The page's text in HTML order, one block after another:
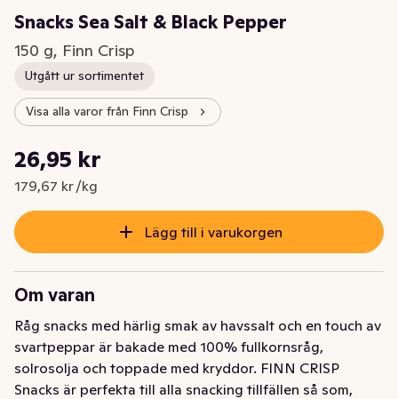
Snacks Sea Salt & Black Pepper
150 g, Finn Crisp
Utgått ur sortimentet
Visa alla varor från Finn Crisp
Nuvarande pris är: 26,95 kr
26,95 kr
179,67 kr /kg
Styckpris: 179,67 kr /kg
Lägg till i varukorgen
Om varan
Råg snacks med härlig smak av havssalt och en touch av
svartpeppar är bakade med 100% fullkornsråg,
solrosolja och toppade med kryddor. FINN CRISP
Snacks är perfekta till alla snacking tillfällen så som,